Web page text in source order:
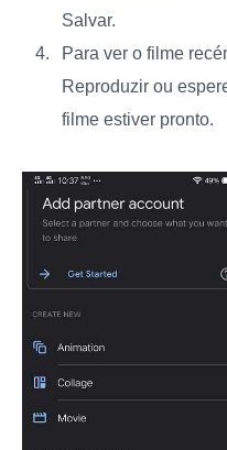
Salvar.
Para ver o filme
Reproduzir ou
filme estiver pronto.